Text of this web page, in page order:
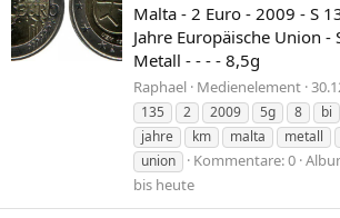
Malta - 2 Euro - 2009 - S
Jahre Europäische Union
Metall - - - - 8,5g
Raphael Medienelement
135
2 2009 5g 8 bi
jahre
km malta metall
union
Kommentare: 0
bis heute